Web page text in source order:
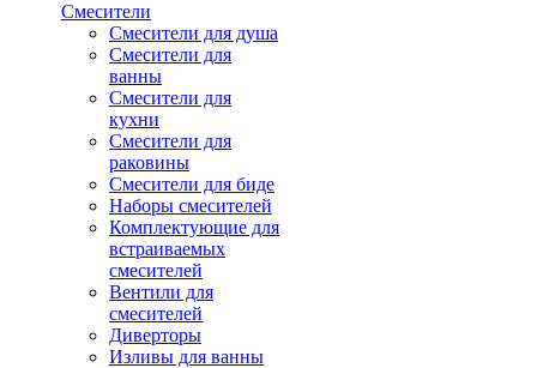
Смесители
Смесители для душа
Смесители для
ванны
Смесители для
кухни
Смесители для
раковины
Смесители для биде
Наборы смесителей
Комплектующие для
встраиваемых
смесителей
Вентили для
смесителей
Диверторы
Изливы для ванны